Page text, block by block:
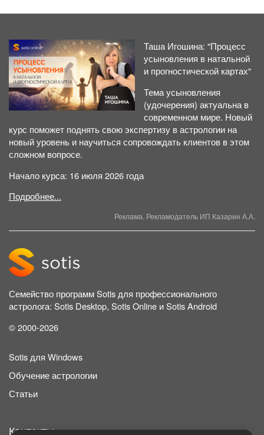
Таша Игошина: "Процесс
усыновления в натальной
и прогностической картах"
Тема усыновления
(удочерения) актуальна в
современном мире. Новый
курс поможет поднять свою экспертизу в астрологии на
новый уровень и научиться сопровождать клиентов в этом
сложном вопросе.
Начало курса: 16 июля 2026 года
Подробнее...
Реклама. Рекламодатель ИП Казарин А.А.
Семейство программ Sotis для профессионального
астролога: Sotis Desktop, Sotis Online и Sotis Android
© 2000-2026
Sotis для Windows
Обучение астрологии
Статьи
Контакты